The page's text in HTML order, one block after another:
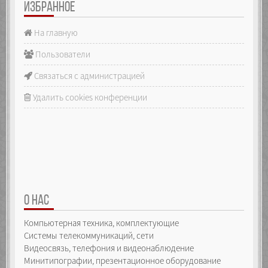
ИЗБРАННОЕ
На главную
Пользователи
Связаться с администрацией
Удалить cookies конференции
О НАС
Компьютерная техника, комплектующие
Системы телекоммуникаций, сети
Видеосвязь, телефония и видеонаблюдение
Минитипографии, презентационное оборудование